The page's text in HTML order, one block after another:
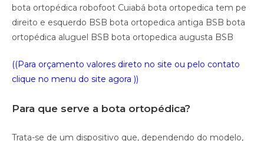
bota ortopédica robofoot Cuiabá bota ortopedica tem pe
direito e esquerdo BSB bota ortopedica antiga BSB bota
ortopédica aluguel BSB bota ortopedica augusta BSB
((Para orçamento valores direto no site ou pelo contato
clique no menu do site agora ))
Para que serve a bota ortopédica?
Trata-se de um dispositivo que, dependendo do modelo,